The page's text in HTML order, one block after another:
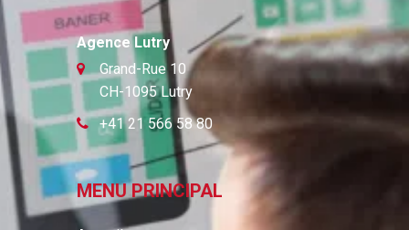
Agence Lutry
Grand-Rue 10
CH-1095 Lutry
+41 21 566 58 80
MENU PRINCIPAL